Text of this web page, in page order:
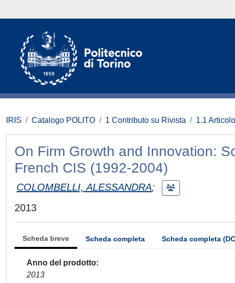
IRIS Catalogo POLITO 1 Contributo su Rivista 1.1
On Firm Growth and Innovation:
French CIS (1992-2004)
COLOMBELLI, ALESSANDRA;
2013
Scheda breve Scheda completa Scheda completa
Anno del prodotto
2013